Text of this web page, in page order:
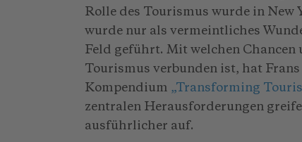
Rolle des Tourismus wurde in
wurde nur als vermeintliches
Feld geführt. Mit welchen Chancen
Tourismus verbunden ist, hat
Kompendium „Transforming
zentralen Herausforderungen
ausführlicher auf.